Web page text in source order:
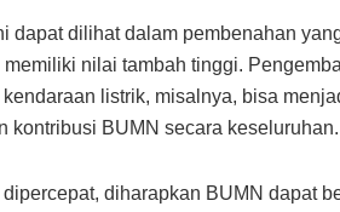
dapat dilihat dalam pembenahan
nilai tambah tinggi.
listrik, misalnya, bisa
kontribusi BUMN secara keseluruhan.
diharapkan BUMN dapat